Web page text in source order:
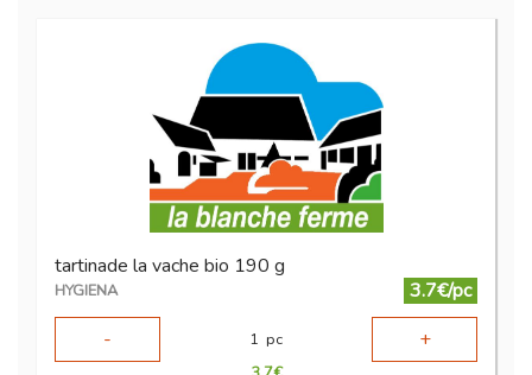
tartinade la vache bio 190 g
HYGIENA
3.7€/pc
-
1 pc +